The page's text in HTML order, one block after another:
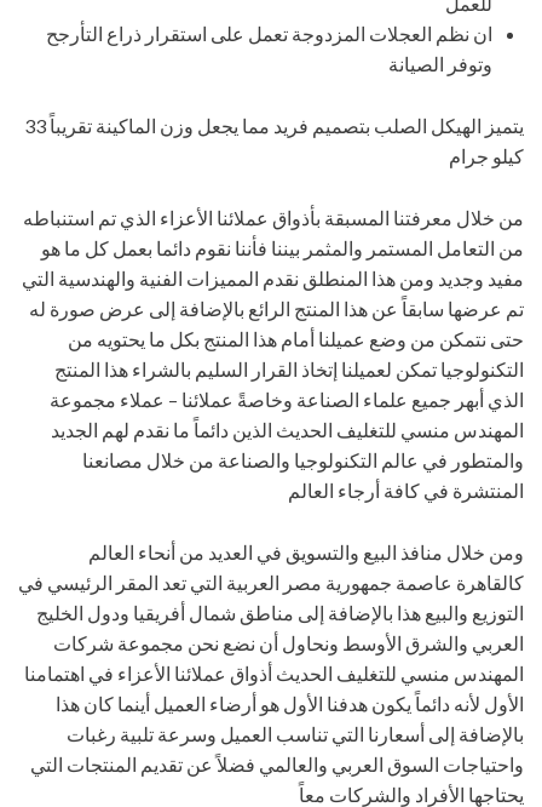
ان نظم العجلات المزدوجة تعمل على استقرار ذراع التأرجح
وتوفر الصيانة
يتميز الهيكل الصلب بتصميم فريد مما يجعل وزن الماكينة تقريباً 33
كيلو جرام
من خلال معرفتنا المسبقة بأذواق عملائنا الأعزاء الذي تم استنباطه
من التعامل المستمر والمثمر بيننا فأننا نقوم دائما بعمل كل ما هو
مفيد وجديد ومن هذا المنطلق نقدم المميزات الفنية والهندسية التي
تم عرضها سابقاً عن هذا المنتج الرائع بالإضافة إلى عرض صورة له
حتى نتمكن من وضع عميلنا أمام هذا المنتج بكل ما يحتويه من
التكنولوجيا تمكن لعميلنا إتخاذ القرار السليم بالشراء هذا المنتج
الذي أبهر جميع علماء الصناعة وخاصةً عملائنا – عملاء مجموعة
المهندس منسي للتغليف الحديث الذين دائماً ما نقدم لهم الجديد
والمتطور في عالم التكنولوجيا والصناعة من خلال مصانعنا
المنتشرة في كافة أرجاء العالم
ومن خلال منافذ البيع والتسويق في العديد من أنحاء العالم
كالقاهرة عاصمة جمهورية مصر العربية التي تعد المقر الرئيسي في
التوزيع والبيع هذا بالإضافة إلى مناطق شمال أفريقيا ودول الخليج
العربي والشرق الأوسط ونحاول أن نضع نحن مجموعة شركات
المهندس منسي للتغليف الحديث أذواق عملائنا الأعزاء في اهتمامنا
الأول لأنه دائماً يكون هدفنا الأول هو أرضاء العميل أينما كان هذا
بالإضافة إلى أسعارنا التي تناسب العميل وسرعة تلبية رغبات
واحتياجات السوق العربي والعالمي فضلاً عن تقديم المنتجات التي
يحتاجها الأفراد والشركات معاً